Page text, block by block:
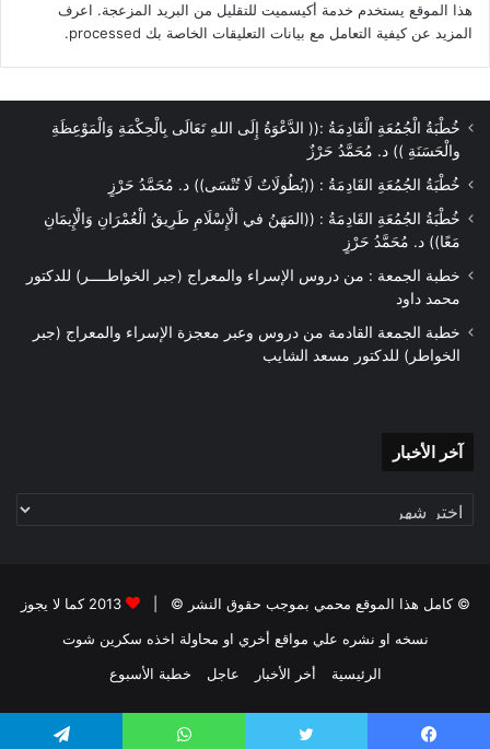
هذا الموقع يستخدم خدمة أكيسميت للتقليل من البريد المزعجة. اعرف
المزيد عن كيفية التعامل مع بيانات التعليقات الخاصة بك processed
.
خُطْبَةُ الْجُمُعَةِ الْقَادِمَةُ :(( الدَّعْوَةُ إِلَى اللهِ تَعَالَى بِالْحِكْمَةِ وَالْمَوْعِظَةِ
والْحَسَنَةِ )) د. مُحَمَّدُ حَرْزٌ
خُطْبَةُ الجُمُعَةِ القَادِمَةُ : ((بُطُولَاتٌ لَا تُنْسَى)) د. مُحَمَّدُ حَرْزٍ
خُطْبَةُ الجُمُعَةِ القَادِمَةُ : ((المَهَنُ في الْإِسْلَامِ طَرِيقُ الْعُمْرَانِ وَالْإِيمَانِ
مَعًا)) د. مُحَمَّدُ حَرْزٍ
خطبة الجمعة : من دروس الإسراء والمعراج (جبر الخواطــــر) للدكتور
محمد داود
خطبة الجمعة القادمة من دروس وعبر معجزة الإسراء والمعراج (جبر
الخواطر) للدكتور مسعد الشايب
آخر الأخبار
© كامل هذا الموقع محمي بموجب حقوق النشر © |
2013 كما لا يجوز
نسخه او نشره علي مواقع أخري او محاولة اخذه سكرين شوت
الرئيسية
أخر الأخبار عاجل خطبة الأسبوع